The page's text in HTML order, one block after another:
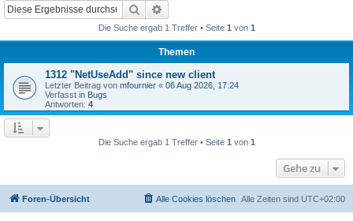
Suche
Die Suche ergab 1 Treffer • Seite 1 von 1
Themen
1312 "NetUseAdd" since new client
Letzter Beitrag von mfournier « 06 Aug 2026, 17:24
Verfasst in Bugs
Antworten: 4
Die Suche ergab 1 Treffer • Seite 1 von 1
Gehe zu
Foren-Übersicht Alle Zeiten sind UTC+02:00
Alle Cookies löschen